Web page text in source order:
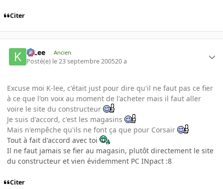
Citer
K-Lee Ancien
Posté(e) le 23 septembre 200520 a
Excuse moi K-lee, c'était just pour dire qu'il ne faut pas ce fier
à ce que l'on voix au moment de l'acheter mais il faut aller
voire le site du constructeur
Je suis d'accord, c'est les magasins
Mais n'empêche qu'ils ne font ça que pour Corsair
Tout à fait d'accord avec toi
Il ne faut jamais se fier au magasin, plutôt directement le site
du constructeur et vien évidemment PC INpact :8
Citer